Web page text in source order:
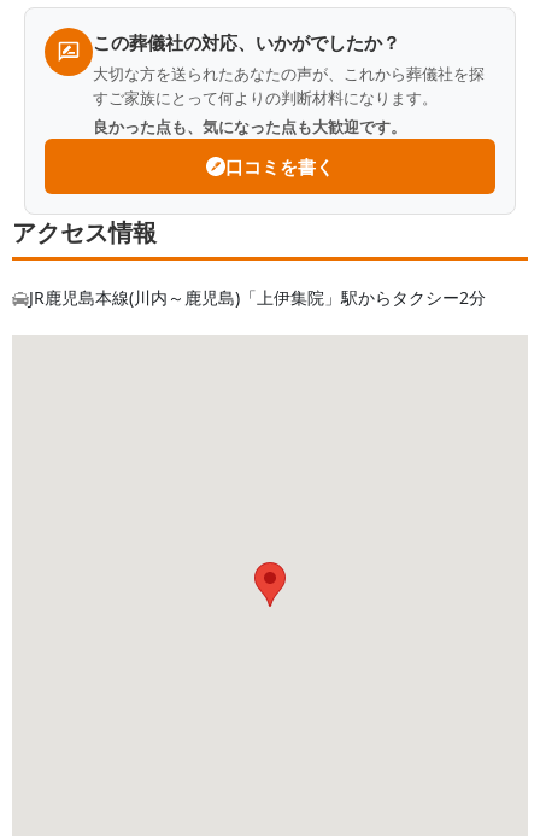
この葬儀社の対応、いかがでしたか？
大切な方を送られたあなたの声が、これから葬儀社を探
すご家族にとって何よりの判断材料になります。
良かった点も、気になった点も大歓迎です。
口コミを書く
アクセス情報
JR鹿児島本線(川内～鹿児島)「上伊集院」駅からタクシー2分